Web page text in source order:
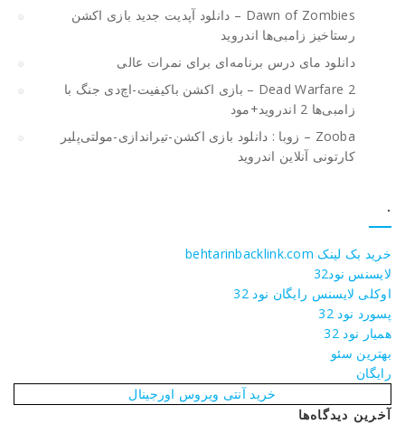
Dawn of Zombies – دانلود آپدیت جدید بازی اکشن
رستاخیز زامبی‌ها اندروید
دانلود مای درس برنامه‌ای برای نمرات عالی
Dead Warfare 2 – بازی اکشن باکیفیت-اچ‌دی جنگ با
زامبی‌ها 2 اندروید+مود
Zooba – زوبا : دانلود بازی اکشن-تیراندازی-مولتی‌پلیر
کارتونی آنلاین اندروید
.
خرید بک لینک behtarinbacklink.com
لایسنس نود32
اوکلی لایسنس رایگان نود 32
پسورد نود 32
همیار نود 32
بهترین سئو
رایگان
خرید آنتی ویروس اورجینال
آخرین دیدگاه‌ها